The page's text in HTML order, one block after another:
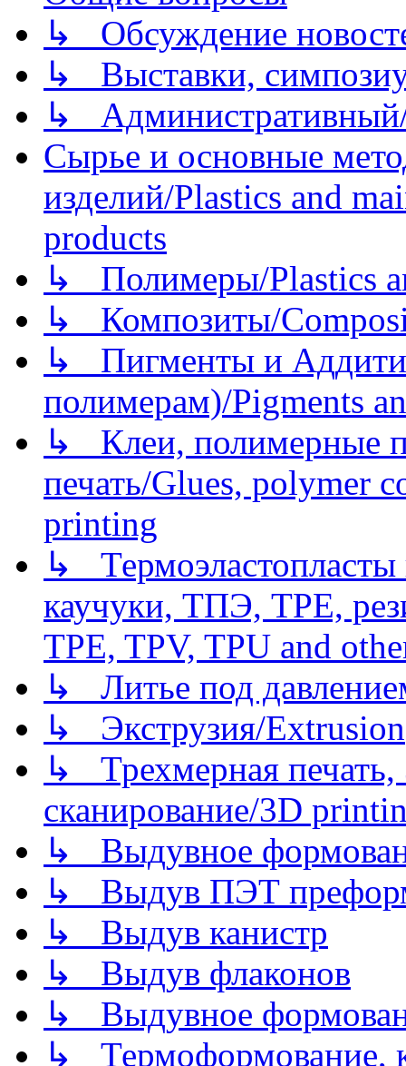
↳ Обсуждение
↳ Выставки,
↳
Сырье и основные
изделий/Plastics and
products
↳ Полимеры/Plastics
↳ Композиты/
↳ Пигменты и
полимерам)/Pigments
↳ Клеи, полимерные
печать/Glues, polymer
printing
↳
каучуки, ТПЭ, TPE,
TPE, TPV, TPU and
↳ Литье под
↳ Экструзия/Extrusion
↳ Трехмерная
сканирование/3D
↳ Выдувное
↳ Выдув ПЭТ
↳ Выдув канистр
↳ Выдув флаконов
↳ Выдувное
↳ Термоформование,